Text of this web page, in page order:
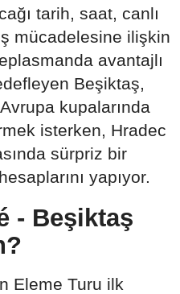
tarih, saat, canlı
mücadelesine ilişkin
avantajlı
Beşiktaş,
kupalarında
isterken, Hradec
sürpriz bir
yapıyor.
- Beşiktaş
Eleme Turu ilk